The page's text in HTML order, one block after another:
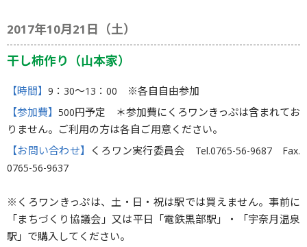
2017年10月21日（土）
干し柿作り（山本家）
【時間】 9：30〜13：00 ※各自自由参加
【参加費】 500円予定 ＊参加費にくろワンきっぷは含まれてお
りません。ご利用の方は各自ご用意ください。
【お問い合わせ】 くろワン実行委員会 Tel.0765-56-9687 Fax.
0765-56-9637
※くろワンきっぷは、土・日・祝は駅では買えません。事前に
「まちづくり協議会」又は平日「電鉄黒部駅」・「宇奈月温泉
駅」で購入してください。